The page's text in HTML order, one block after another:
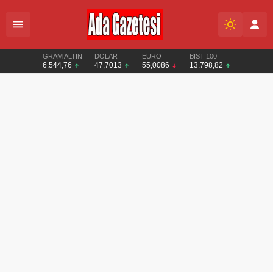
GRAM ALTIN
6.544,76
DOLAR
47,7013
EURO
55,0086
BIST 100
13.798,82